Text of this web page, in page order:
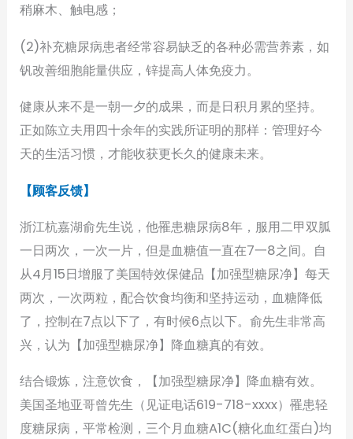
稍麻木、触电感；
(2)补充糖尿病患者经常容易缺乏的各种必需营养素，如
钒改善细胞能量供应，锌提高人体免疫力。
健康从来不是一朝一夕的成果，而是日积月累的坚持。
正如陈立夫用四十余年的实践所证明的那样：管理好今
天的生活习惯，才能收获更长久的健康未来。
【顾客反馈】
浙江杭嘉湖俞先生说，他罹患糖尿病8年，服用二甲双胍
一日两次，一次一片，但是血糖值一直在7一8之间。自
从4月15日增服了美国特效保健品【加强型糖尿净】每天
两次，一次两粒，配合饮食均衡和坚持运动，血糖降低
了，控制在7点以下了，有时候6点以下。俞先生非常高
兴，认为【加强型糖尿净】降血糖真的有效。
结合锻炼，注意饮食，【加强型糖尿净】降血糖有效。
美国圣地亚哥曾先生（见证电话619-718-xxxx）罹患轻
度糖尿病，平常检测，三个月血糖A1C(糖化血红蛋白)均